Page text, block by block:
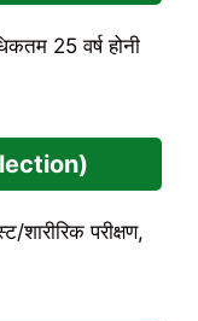
25 वर्ष होनी
शारीरिक परीक्षण,